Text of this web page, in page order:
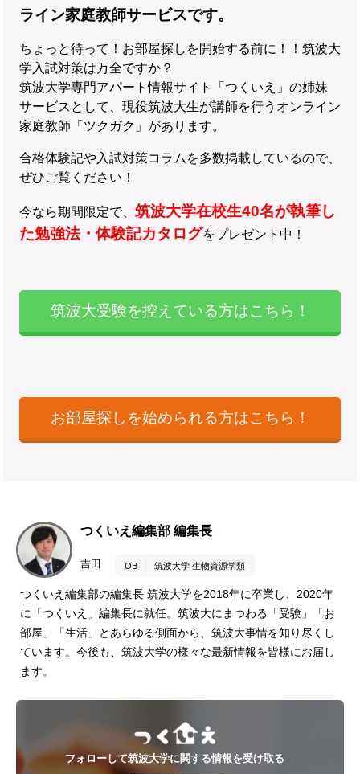
ライン家庭教師サービスです。
ちょっと待って！お部屋探しを開始する前に！！筑波大
学入試対策は万全ですか？
筑波大学専門アパート情報サイト「つくいえ」の姉妹
サービスとして、現役筑波大生が講師を行うオンライン
家庭教師「ツクガク」があります。
合格体験記や入試対策コラムを多数掲載しているので、
ぜひご覧ください！
今なら期間限定で、 筑波大学在校生40名が執筆し
た勉強法・体験記カタログをプレゼント中！
筑波大受験を控えている方はこちら！
お部屋探しを始められる方はこちら！
つくいえ編集部 編集長
吉田 OB 筑波大学 生物資源学類
つくいえ編集部の編集長 筑波大学を2018年に卒業し、2020年
に「つくいえ」編集長に就任。筑波大にまつわる「受験」「お
部屋」「生活」とあらゆる側面から、筑波大事情を知り尽くし
ています。今後も、筑波大学の様々な最新情報を皆様にお届し
ます。
フォローして筑波大学に関する情報を受け取る